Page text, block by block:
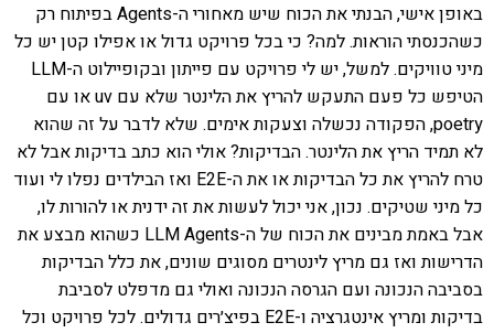
באופן אישי, הבנתי את הכוח שיש מאחורי ה-Agents בפיתוח רק
כשהכנסתי הוראות. למה? כי בכל פרויקט גדול או אפילו קטן יש כל
מיני טוויקים. למשל, יש לי פרויקט עם פייתון ובקופיילוט ה-LLM
הטיפש כל פעם התעקש להריץ את הלינטר שלא עם uv או עם
poetry, הפקודה נכשלה וצעקות אימים. שלא לדבר על זה שהוא
לא תמיד הריץ את הלינטר. הבדיקות? אולי הוא כתב בדיקות אבל לא
טרח להריץ את כל הבדיקות או את ה-E2E ואז הבילדים נפלו לי ועוד
כל מיני שטיקים. נכון, אני יכול לעשות את זה ידנית או להורות לו,
אבל באמת מבינים את הכוח של ה-LLM Agents כשהוא מבצע את
הדרישות ואז גם מריץ לינטרים מסוגים שונים, את כלל הבדיקות
בסביבה הנכונה ועם הגרסה הנכונה ואולי גם מדפלט לסביבת
בדיקות ומריץ אינטגרציה ו-E2E בפיצ׳רים גדולים. לכל פרויקט וכל